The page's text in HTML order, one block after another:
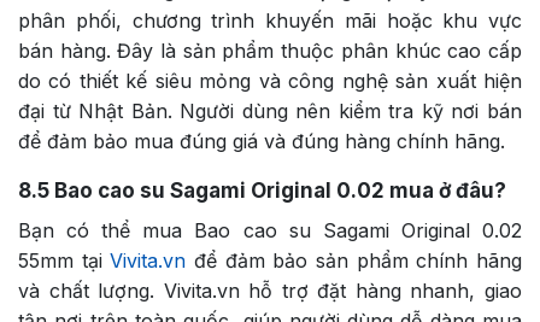
phân phối, chương trình khuyến mãi hoặc khu vực
bán hàng. Đây là sản phẩm thuộc phân khúc cao cấp
do có thiết kế siêu mỏng và công nghệ sản xuất hiện
đại từ Nhật Bản. Người dùng nên kiểm tra kỹ nơi bán
để đảm bảo mua đúng giá và đúng hàng chính hãng.
8.5 Bao cao su Sagami Original 0.02 mua ở đâu?
Bạn có thể mua Bao cao su Sagami Original 0.02
55mm tạiVivita.vn để đảm bảo sản phẩm chính hãng
và chất lượng. Vivita.vn hỗ trợ đặt hàng nhanh, giao